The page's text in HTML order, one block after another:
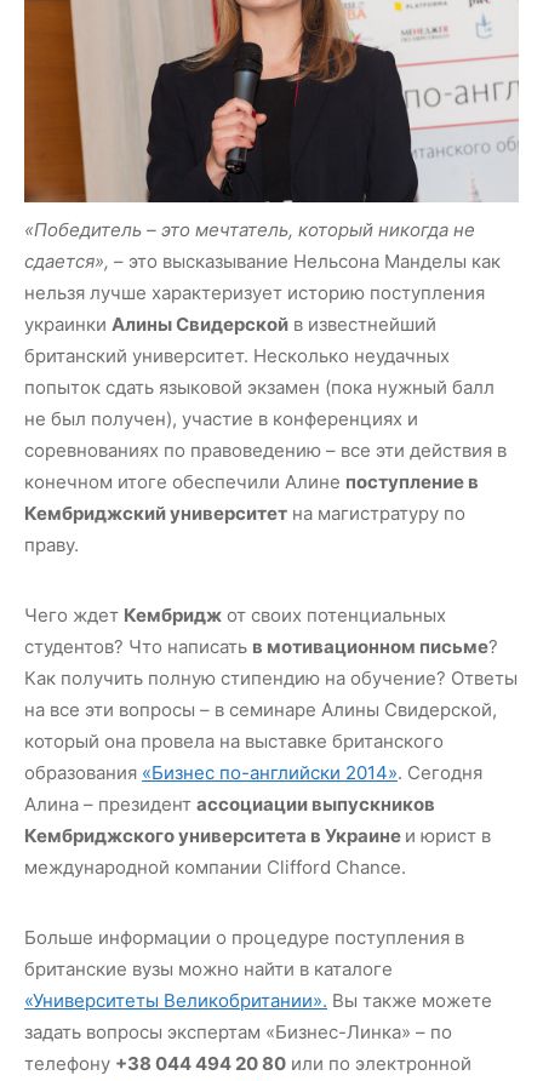
«Победитель – это мечтатель, который никогда не
сдается», – это высказывание Нельсона Манделы как
нельзя лучше характеризует историю поступления
украинки Алины Свидерской в известнейший
британский университет. Несколько неудачных
попыток сдать языковой экзамен (пока нужный балл
не был получен), участие в конференциях и
соревнованиях по правоведению – все эти действия в
конечном итоге обеспечили Алине поступление в
Кембриджский университет на магистратуру по
праву.
Чего ждет Кембридж от своих потенциальных
студентов? Что написать в мотивационном письме?
Как получить полную стипендию на обучение? Ответы
на все эти вопросы – в семинаре Алины Свидерской,
который она провела на выставке британского
образования «Бизнес по-английски 2014». Сегодня
Алина – президент ассоциации выпускников
Кембриджского университета в Украине и юрист в
международной компании Clifford Chance.
Больше информации о процедуре поступления в
британские вузы можно найти в каталоге
«Университеты Великобритании». Вы также можете
задать вопросы экспертам «Бизнес-Линка» – по
телефону +38 044 494 20 80 или по электронной